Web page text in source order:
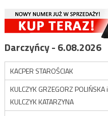
Darczyńcy - 6.08.2026
KACPER STAROŚCIAK
KULCZYK GRZEGORZ POLIŃSKA i
KULCZYK KATARZYNA